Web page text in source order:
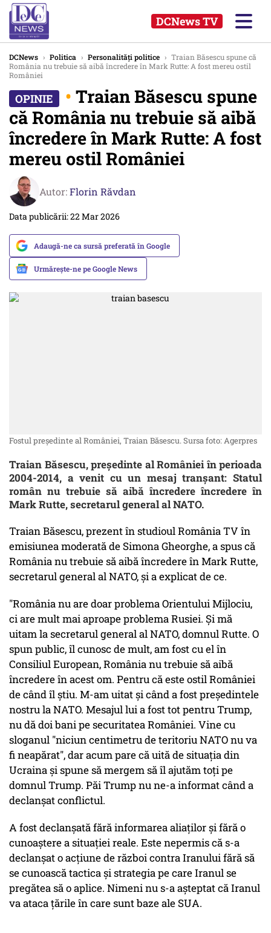
DCNews TV
DCNews › Politica › Personalități politice › Traian Băsescu spune că
România nu trebuie să aibă încredere în Mark Rutte: A fost mereu ostil
României
• Traian Băsescu spune
că România nu trebuie să aibă
încredere în Mark Rutte: A fost
mereu ostil României
Autor:Florin Răvdan
Data publicării: 22 Mar 2026
Adaugă-ne ca sursă preferată în Google
Urmărește-ne pe Google News
Fostul președinte al României, Traian Băsescu. Sursa foto: Agerpres
Traian Băsescu, preşedinte al României în perioada
2004-2014, a venit cu un mesaj tranşant: Statul
român nu trebuie să aibă încredere încredere în
Mark Rutte, secretarul general al NATO.
Traian Băsescu, prezent în studioul România TV în
emisiunea moderată de Simona Gheorghe, a spus că
România nu trebuie să aibă încredere în Mark Rutte,
secretarul general al NATO, şi a explicat de ce.
"România nu are doar problema Orientului Mijlociu,
ci are mult mai aproape problema Rusiei. Şi mă
uitam la secretarul general al NATO, domnul Rutte. O
spun public, îl cunosc de mult, am fost cu el în
Consiliul European, România nu trebuie să aibă
încredere în acest om. Pentru că este ostil României
de când îl ştiu. M-am uitat şi când a fost preşedintele
nostru la NATO. Mesajul lui a fost tot pentru Trump,
nu dă doi bani pe securitatea României. Vine cu
sloganul "niciun centimetru de teritoriu NATO nu va
fi neapărat", dar acum pare că uită de situaţia din
Ucraina şi spune să mergem să îl ajutăm toţi pe
domnul Trump. Păi Trump nu ne-a informat când a
declanşat conflictul.
A fost declanşată fără informarea aliaţilor şi fără o
cunoaştere a situaţiei reale. Este nepermis că s-a
declanşat o acţiune de război contra Iranului fără să
se cunoască tactica şi strategia pe care Iranul se
pregătea să o aplice. Nimeni nu s-a aşteptat că Iranul
va ataca ţările în care sunt baze ale SUA.